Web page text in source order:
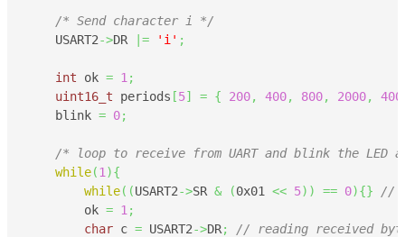
/* Send character i */
    USART2
->DR |= 'i' ;
int ok = 1 ;
uint16_t periods [5] = { 200, 400, 800, 2000,
    blink
= 0;
/* loop to receive from UART and blink the LED
while(1 ){
while( (USART2->SR & (0x01 << 5) ) == 0){}
//
        ok
= 1 ;
char c = USART2->DR; // reading received